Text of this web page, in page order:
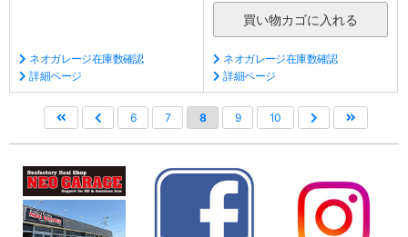
ネオガレージ在庫数確認
詳細ページ
ネオガレージ在庫数確認
詳細ページ
6 7 8 9 10